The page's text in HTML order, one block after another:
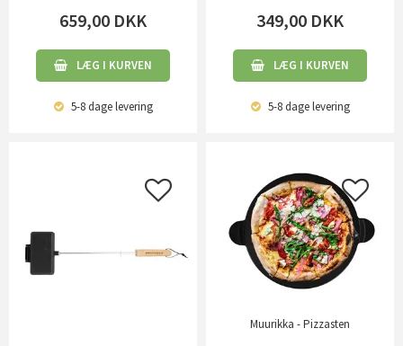
659,00 DKK
LÆG I KURVEN
5-8 dagelevering
349,00 DKK
LÆG I KURVEN
5-8 dagelevering
Muurikka - Pizzasten